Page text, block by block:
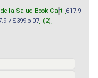
la Salud Book Cart [ 617.9
/ S399p-07 ] (2),